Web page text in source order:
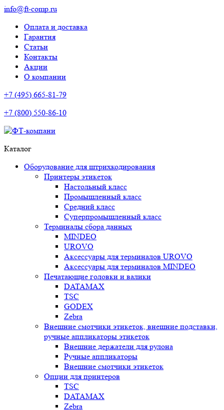
info@ft-comp.ru
Оплата и доставка
Гарантия
Статьи
Контакты
Акции
О компании
+7 (495) 665-81-79
+7 (800) 550-86-10
Каталог
Оборудование для штрихкодирования
Принтеры этикеток
Настольный класс
Промышленный класс
Средний класс
Суперпромышленный класс
Терминалы сбора данных
MINDEO
UROVO
Аксессуары для терминалов UROVO
Аксессуары для терминалов MINDEO
Печатающие головки и валики
DATAMAX
TSC
GODEX
Zebra
Внешние смотчики этикеток, внешние подставки,
ручные аппликаторы этикеток
Внешние держатели для рулона
Ручные аппликаторы
Внешние смотчики этикеток
Опции для принтеров
TSC
DATAMAX
Zebra